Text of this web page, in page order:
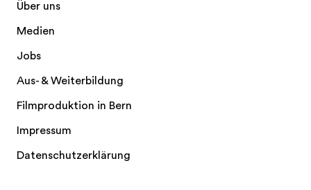
Über uns
Medien
Jobs
Aus- & Weiterbildung
Filmproduktion in Bern
Impressum
Datenschutzerklärung